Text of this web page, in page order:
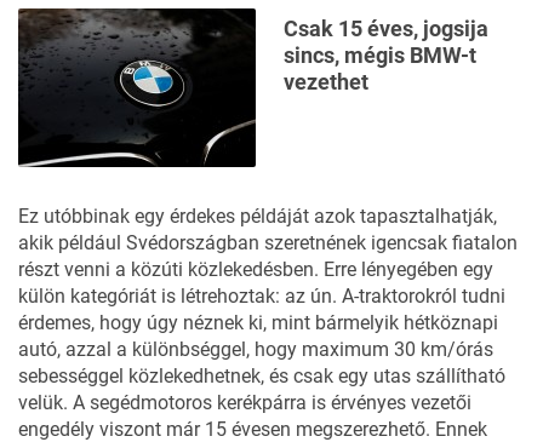
Csak 15 éves, jogsija
sincs, mégis BMW-t
vezethet
Ez utóbbinak egy érdekes példáját azok tapasztalhatják,
akik például Svédországban szeretnének igencsak fiatalon
részt venni a közúti közlekedésben. Erre lényegében egy
külön kategóriát is létrehoztak: az ún. A-traktorokról tudni
érdemes, hogy úgy néznek ki, mint bármelyik hétköznapi
autó, azzal a különbséggel, hogy maximum 30 km/órás
sebességgel közlekedhetnek, és csak egy utas szállítható
velük. A segédmotoros kerékpárra is érvényes vezetői
engedély viszont már 15 évesen megszerezhető. Ennek